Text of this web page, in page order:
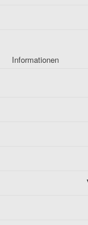
Informationen